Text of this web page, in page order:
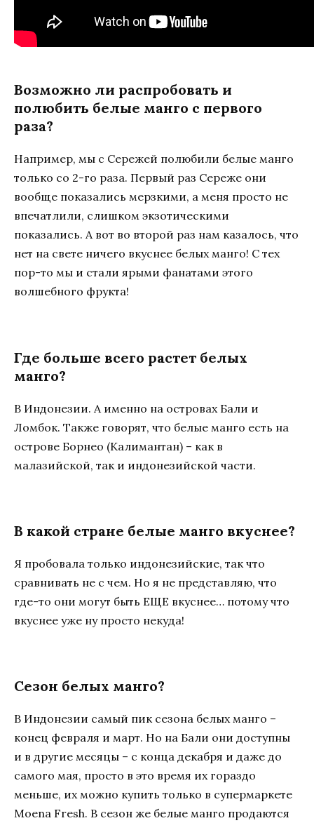
Возможно ли распробовать и
полюбить белые манго с первого
раза?
Например, мы с Сережей полюбили белые манго
только со 2-го раза. Первый раз Сереже они
вообще показались мерзкими, а меня просто не
впечатлили, слишком экзотическими
показались. А вот во второй раз нам казалось, что
нет на свете ничего вкуснее белых манго! С тех
пор-то мы и стали ярыми фанатами этого
волшебного фрукта!
Где больше всего растет белых
манго?
В Индонезии. А именно на островах Бали и
Ломбок. Также говорят, что белые манго есть на
острове Борнео (Калимантан) – как в
малазийской, так и индонезийской части.
В какой стране белые манго вкуснее?
Я пробовала только индонезийские, так что
сравнивать не с чем. Но я не представляю, что
где-то они могут быть ЕЩЕ вкуснее… потому что
вкуснее уже ну просто некуда!
Сезон белых манго?
В Индонезии самый пик сезона белых манго –
конец февраля и март. Но на Бали они доступны
и в другие месяцы – с конца декабря и даже до
самого мая, просто в это время их гораздо
меньше, их можно купить только в супермаркете
Moena Fresh. В сезон же белые манго продаются